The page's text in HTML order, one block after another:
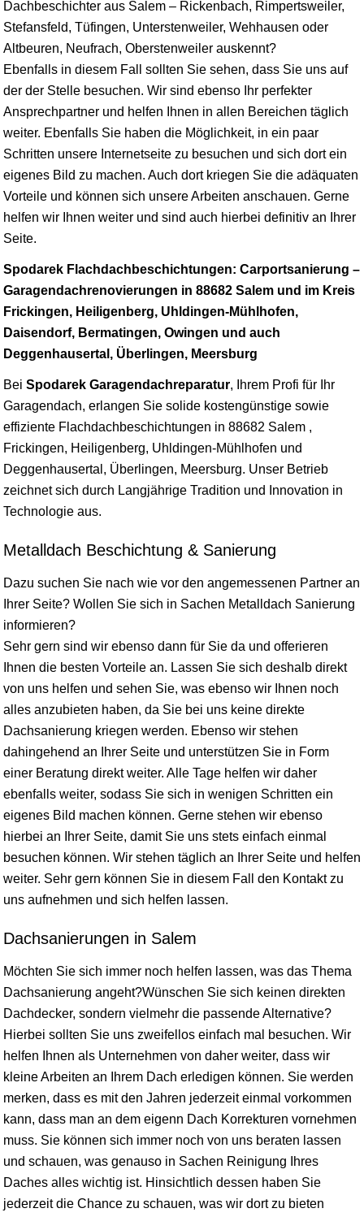
Dachbeschichter aus Salem – Rickenbach, Rimpertsweiler,
Stefansfeld, Tüfingen, Unterstenweiler, Wehhausen oder
Altbeuren, Neufrach, Oberstenweiler auskennt?
Ebenfalls in diesem Fall sollten Sie sehen, dass Sie uns auf
der der Stelle besuchen. Wir sind ebenso Ihr perfekter
Ansprechpartner und helfen Ihnen in allen Bereichen täglich
weiter. Ebenfalls Sie haben die Möglichkeit, in ein paar
Schritten unsere Internetseite zu besuchen und sich dort ein
eigenes Bild zu machen. Auch dort kriegen Sie die adäquaten
Vorteile und können sich unsere Arbeiten anschauen. Gerne
helfen wir Ihnen weiter und sind auch hierbei definitiv an Ihrer
Seite.
Spodarek Flachdachbeschichtungen: Carportsanierung –
Garagendachrenovierungen in 88682 Salem und im Kreis
Frickingen, Heiligenberg, Uhldingen-Mühlhofen,
Daisendorf, Bermatingen, Owingen und auch
Deggenhausertal, Überlingen, Meersburg
Bei Spodarek Garagendachreparatur, Ihrem Profi für Ihr
Garagendach, erlangen Sie solide kostengünstige sowie
effiziente Flachdachbeschichtungen in 88682 Salem ,
Frickingen, Heiligenberg, Uhldingen-Mühlhofen und
Deggenhausertal, Überlingen, Meersburg. Unser Betrieb
zeichnet sich durch Langjährige Tradition und Innovation in
Technologie aus.
Metalldach Beschichtung & Sanierung
Dazu suchen Sie nach wie vor den angemessenen Partner an
Ihrer Seite? Wollen Sie sich in Sachen Metalldach Sanierung
informieren?
Sehr gern sind wir ebenso dann für Sie da und offerieren
Ihnen die besten Vorteile an. Lassen Sie sich deshalb direkt
von uns helfen und sehen Sie, was ebenso wir Ihnen noch
alles anzubieten haben, da Sie bei uns keine direkte
Dachsanierung kriegen werden. Ebenso wir stehen
dahingehend an Ihrer Seite und unterstützen Sie in Form
einer Beratung direkt weiter. Alle Tage helfen wir daher
ebenfalls weiter, sodass Sie sich in wenigen Schritten ein
eigenes Bild machen können. Gerne stehen wir ebenso
hierbei an Ihrer Seite, damit Sie uns stets einfach einmal
besuchen können. Wir stehen täglich an Ihrer Seite und helfen
weiter. Sehr gern können Sie in diesem Fall den Kontakt zu
uns aufnehmen und sich helfen lassen.
Dachsanierungen in Salem
Möchten Sie sich immer noch helfen lassen, was das Thema
Dachsanierung angeht?Wünschen Sie sich keinen direkten
Dachdecker, sondern vielmehr die passende Alternative?
Hierbei sollten Sie uns zweifellos einfach mal besuchen. Wir
helfen Ihnen als Unternehmen von daher weiter, dass wir
kleine Arbeiten an Ihrem Dach erledigen können. Sie werden
merken, dass es mit den Jahren jederzeit einmal vorkommen
kann, dass man an dem eigenn Dach Korrekturen vornehmen
muss. Sie können sich immer noch von uns beraten lassen
und schauen, was genauso in Sachen Reinigung Ihres
Daches alles wichtig ist. Hinsichtlich dessen haben Sie
jederzeit die Chance zu schauen, was wir dort zu bieten